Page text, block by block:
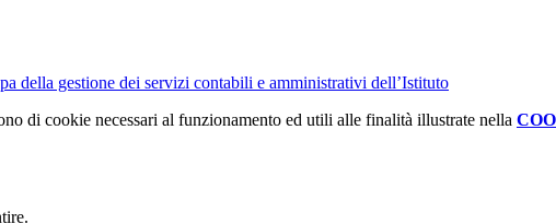
della gestione dei servizi contabili e amministrativi dell’Istituto
di cookie necessari al funzionamento ed utili alle finalità illustrate nella